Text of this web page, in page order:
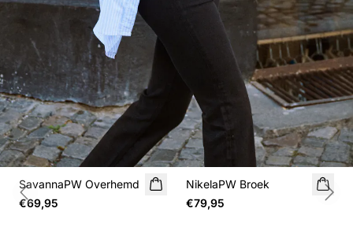
SavannaPW Overhemd
€69,95
NikelaPW Broek
€79,95
Previous slide